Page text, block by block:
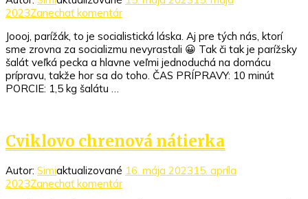
2023Zanechať komentárk
Domáci
parížsky
šalát
Joooj, parížák, to je socialistická láska. Aj pre tých nás, ktorí
sme zrovna za socializmu nevyrastali 😀 Tak či tak je parížsky
šalát veľká pecka a hlavne veľmi jednoduchá na domácu
prípravu, takže hor sa do toho. ČAS PRÍPRAVY: 10 minút
PORCIE: 1,5 kg šalátu …
Cviklovo chrenová nátierka
Autor: Simiaktualizované 16. mája 202315. apríla
2023Zanechať komentárk